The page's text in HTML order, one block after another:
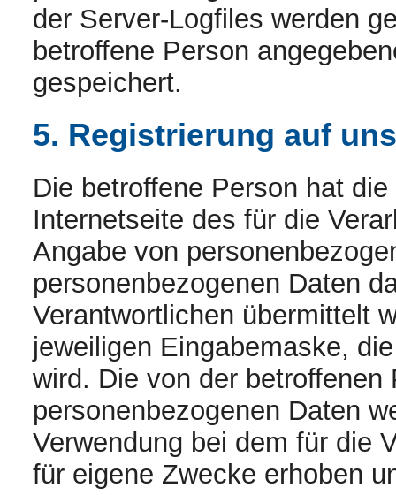
der Server-Logfiles werden
betroffene Person
gespeichert.
5. Registrierung auf
Die betroffene Person hat
Internetseite des für die
Angabe von
personenbezogenen Daten
Verantwortlichen übermittelt
jeweiligen Eingabemaske,
wird. Die von der betroffenen
personenbezogenen Daten
Verwendung bei dem für die
für eigene Zwecke erhoben